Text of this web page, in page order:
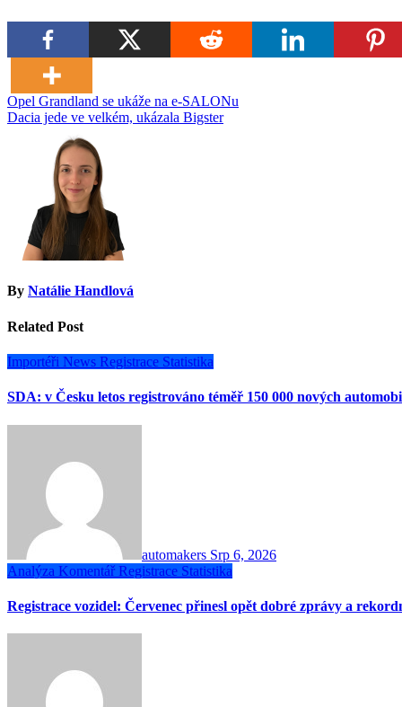
Navigace
pro
příspěvek
Opel Grandland se ukáže na e-SALONu
Dacia jede ve velkém, ukázala Bigster
By Natálie Handlová
Related Post
Importéři News Registrace Statistika
SDA: v Česku letos registrováno téměř 150 000 nových
automakers Srp 6, 2026
Analýza Komentář Registrace Statistika
Registrace vozidel: Červenec přinesl opět dobré zprávy a